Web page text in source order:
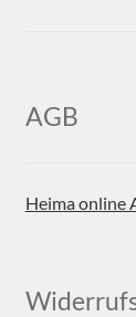
AGB
Heima online